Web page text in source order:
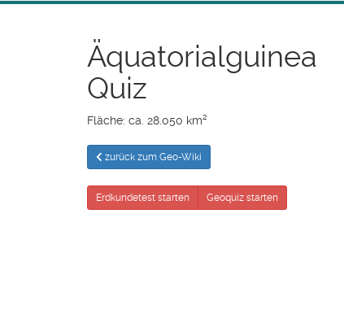
Äquatorialguinea
Quiz
Fläche: ca. 28.050 km²
zurück zum Geo-Wiki
Erdkundetest starten Geoquiz starten